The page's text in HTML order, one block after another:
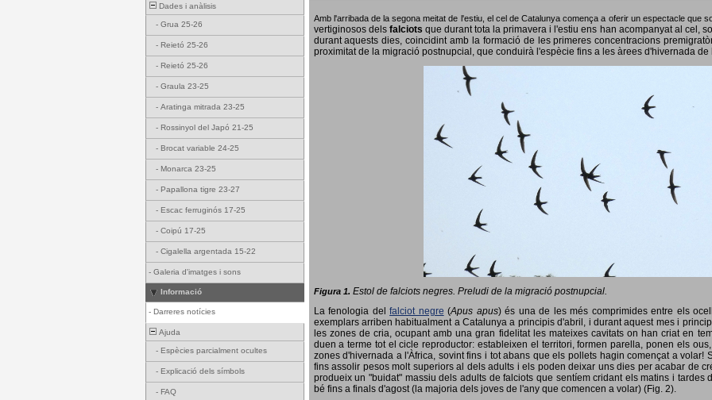
Dades i anàlisis
- Grua 25-26
- Reietó 25-26
- Reietó 25-26
- Graula 23-25
- Aratinga mitrada 23-25
- Rossinyol del Japó 21-25
- Brocat variable 24-25
- Monarca 23-25
- Papallona tigre 23-27
- Escac ferruginós 17-25
- Coipú 17-25
- Cigalella argentada 15-22
- Galeria d'imatges i sons
Informació
- Darreres notícies
Ajuda
- Espècies parcialment ocultes
- Explicació dels símbols
- FAQ
Amb l'arribada de la segona meitat de l'estiu, el cel de Catalunya comença a oferir un espectacle que
vertiginosos dels falciots que durant tota la primavera i l'estiu ens han acompanyat al cel,
durant aquests dies, coincidint amb la formació de les primeres concentracions
proximitat de la migració postnupcial, que conduirà l'espècie fins a les àrees d'hivernada
Figura 1. Estol de falciots negres. Preludi de la migració postnupcial.
La fenologia delfalciot negre (Apus apus) és una de les més comprimides entre els
exemplars arriben habitualment a Catalunya a principis d'abril, i durant aquest mes i
les zones de cria, ocupant amb una gran fidelitat les mateixes cavitats on han criat en
duen a terme tot el cicle reproductor: estableixen el territori, formen parella, ponen els
zones d'hivernada a l'Àfrica, sovint fins i tot abans que els pollets hagin començat a
fins assolir pesos molt superiors al dels adults i els poden deixar uns dies per acabar de
produeix un "buidat" massiu dels adults de falciots que sentíem cridant els matins i tardes
bé fins a finals d'agost (la majoria dels joves de l'any que comencen a volar) (Fig. 2).